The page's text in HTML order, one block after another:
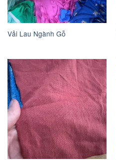
Vải Lau Ngành Gỗ